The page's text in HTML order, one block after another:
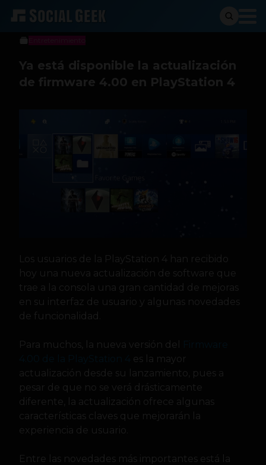
Sergio Ramos
13 de septiembre de 2016
Ya está disponible la actualización
de firmware 4.00 en PlayStation 4
Los usuarios de la PlayStation 4 han recibido
hoy una nueva actualización de software que
trae a la consola una gran cantidad de mejoras
en su interfaz de usuario y algunas novedades
de funcionalidad.
Para muchos, la nueva versión del
es la mayor
actualización desde su lanzamiento, pues a
pesar de que no se verá drásticamente
diferente, la actualización ofrece algunas
características claves que mejorarán la
experiencia de usuario.
Entre las novedades más importantes está la